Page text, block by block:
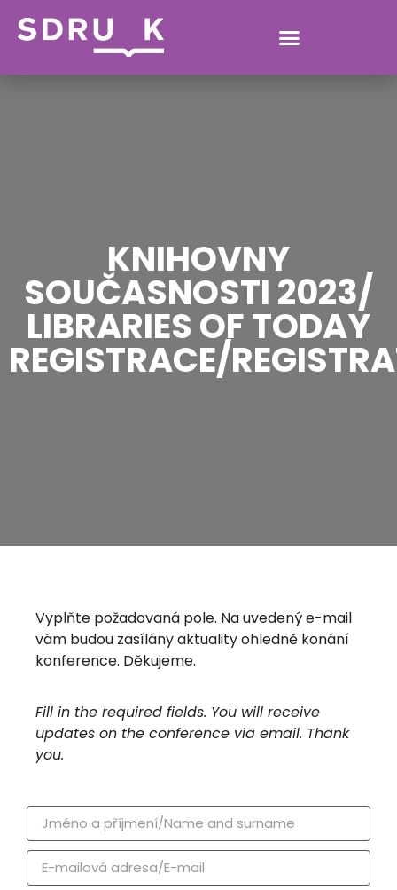
KNIHOVNY
SOUČASNOSTI 2023/
LIBRARIES OF TODAY
REGISTRACE/
Vyplňte požadovaná pole. Na uvedený e-mail
vám budou zasílány aktuality ohledně konání
konference. Děkujeme.
Fill in the required fields. You will receive
updates on the conference via email. Thank
you.